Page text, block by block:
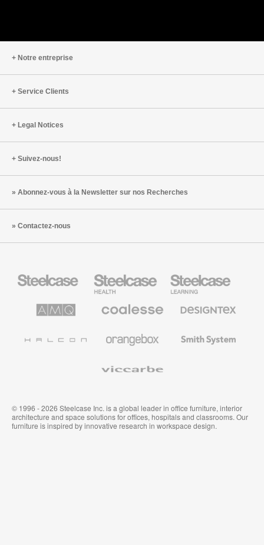
Notre entreprise
Service Clients
Legal Notices
Suivez-nous!
Abonnez-vous à la Newsletter sur nos Recherches
Contactez-nous
Health
Mobilier
pour
secteur
Solutions
Mobilier
Premium
Textiles
Muraux
System
© 1996 - 2026 Steelcase Inc. is a global leader in office furniture, interior
architecture and space solutions for offices, hospitals and classrooms. Our
furniture is inspired by innovative research in workspace design.